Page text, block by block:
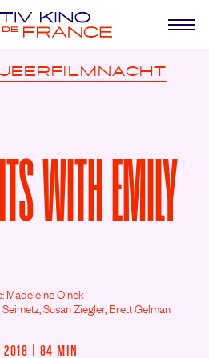
WITH EMILY
Madeleine Olnek
Susan Ziegler, Brett Gelman
2018 | 84 MIN